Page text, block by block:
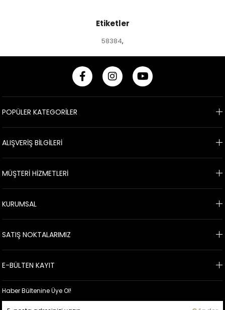
Etiketler
58384,
POPÜLER KATEGORİLER
ALIŞVERİŞ BİLGİLERİ
MÜŞTERİ HİZMETLERİ
KURUMSAL
SATIŞ NOKTALARIMIZ
E-BÜLTEN KAYIT
Haber Bültenine Üye Ol!